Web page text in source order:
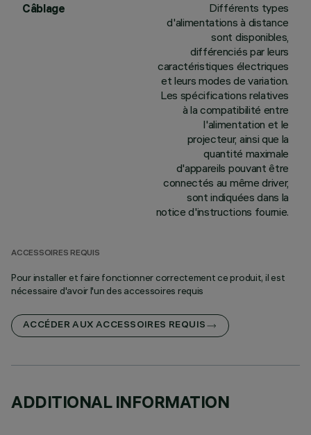
Câblage
Différents types
d'alimentations à distance
sont disponibles,
différenciés par leurs
caractéristiques électriques
et leurs modes de variation.
Les spécifications relatives
à la compatibilité entre
l'alimentation et le
projecteur, ainsi que la
quantité maximale
d'appareils pouvant être
connectés au même driver,
sont indiquées dans la
notice d'instructions fournie.
ACCESSOIRES REQUIS
Pour installer et faire fonctionner correctement ce produit, il est
nécessaire d'avoir l'un des accessoires requis
ACCÉDER AUX ACCESSOIRES REQUIS
ADDITIONAL INFORMATION